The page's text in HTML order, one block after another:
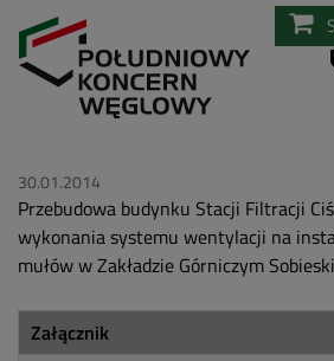
Przejdź
do
30.01.2014
Przebudowa budynku Stacji Filtracji
wykonania systemu wentylacji na
mułów w Zakładzie Górniczym
Załącznik